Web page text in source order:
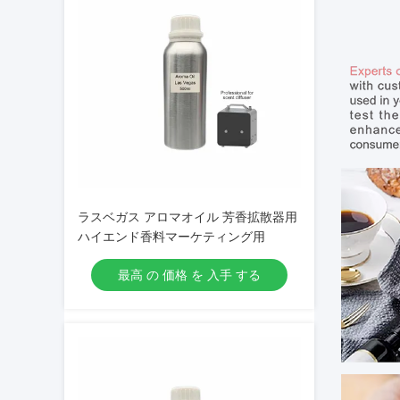
ラスベガス アロマオイル 芳香拡散器用
ハイエンド香料マーケティング用
最高 の 価格 を 入手 する